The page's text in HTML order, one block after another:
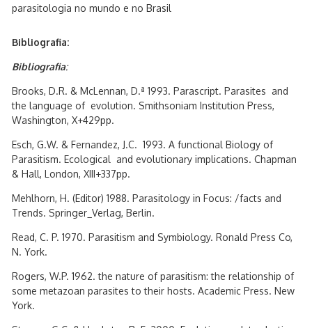
parasitologia no mundo e no Brasil
Bibliografia:
Bibliografia:
Brooks, D.R. & McLennan, D.ª 1993. Parascript. Parasites and
the language of evolution. Smithsoniam Institution Press,
Washington, X+429pp.
Esch, G.W. & Fernandez, J.C. 1993. A functional Biology of
Parasitism. Ecological and evolutionary implications. Chapman
& Hall, London, XIII+337pp.
Mehlhorn, H. (Editor) 1988. Parasitology in Focus: /facts and
Trends. Springer_Verlag, Berlin.
Read, C. P. 1970. Parasitism and Symbiology. Ronald Press Co,
N. York.
Rogers, W.P. 1962. the nature of parasitism: the relationship of
some metazoan parasites to their hosts. Academic Press. New
York.